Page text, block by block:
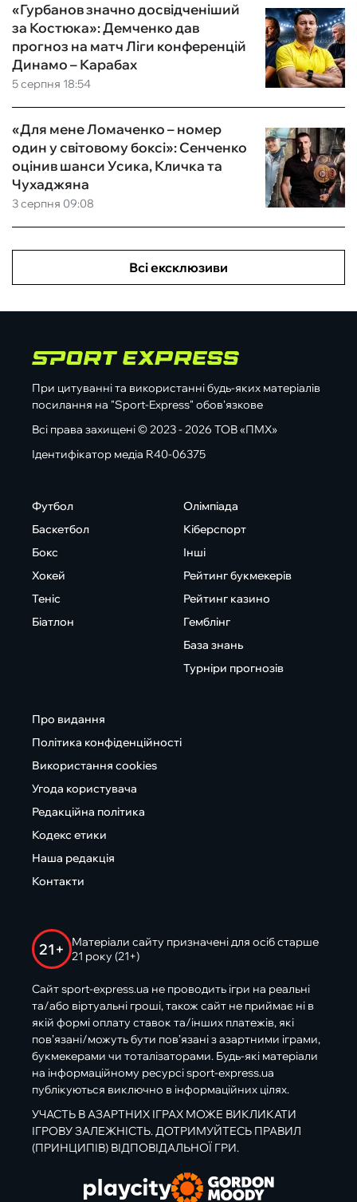
5 серпня 18:54
«Гурбанов значно досвідченіший
за Костюка»: Демченко дав
прогноз на матч Ліги конференцій
Динамо – Карабах
3 серпня 09:08
«Для мене Ломаченко – номер
один у світовому боксі»: Сенченко
оцінив шанси Усика, Кличка та
Чухаджяна
Всі ексклюзиви
При цитуванні та використанні будь-яких матеріалів
посилання на "Sport-Express" обов'язкове
Всі права захищені © 2023 - 2026 ТОВ «ПМХ»
Ідентифікатор медіа R40-06375
Футбол
Баскетбол
Бокс
Хокей
Теніс
Біатлон
Олімпіада
Кіберспорт
Інші
Рейтинг букмекерів
Рейтинг казино
Гемблінг
База знань
Турніри прогнозів
Про видання
Політика конфіденційності
Використання cookies
Угода користувача
Редакційна політика
Кодекс етики
Наша редакція
Контакти
21+
Матеріали сайту призначені для осіб старше
21 року (21+)
Сайт sport-express.ua не проводить ігри на реальні
та/або віртуальні гроші, також сайт не приймає ні в
якій формі оплату ставок та/інших платежів, які
пов’язані/можуть бути пов’язані з азартними іграми,
букмекерами чи тоталізаторами. Будь-які матеріали
на інформаційному ресурсі sport-express.ua
публікуються виключно в інформаційних цілях.
УЧАСТЬ В АЗАРТНИХ ІГРАХ МОЖЕ ВИКЛИКАТИ
ІГРОВУ ЗАЛЕЖНІСТЬ. ДОТРИМУЙТЕСЬ ПРАВИЛ
(ПРИНЦИПІВ) ВІДПОВІДАЛЬНОЇ ГРИ.